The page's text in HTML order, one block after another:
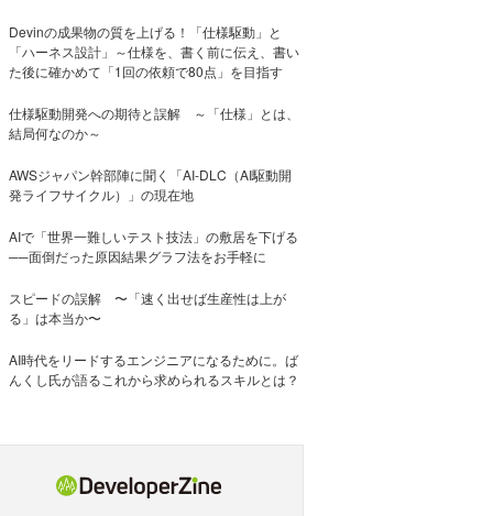
Devinの成果物の質を上げる！「仕様駆動」と
「ハーネス設計」～仕様を、書く前に伝え、書い
た後に確かめて「1回の依頼で80点」を目指す
仕様駆動開発への期待と誤解 ～「仕様」とは、
結局何なのか～
AWSジャパン幹部陣に聞く「AI-DLC（AI駆動開
発ライフサイクル）」の現在地
AIで「世界一難しいテスト技法」の敷居を下げる
──面倒だった原因結果グラフ法をお手軽に
スピードの誤解 〜「速く出せば生産性は上が
る」は本当か〜
AI時代をリードするエンジニアになるために。ば
んくし氏が語るこれから求められるスキルとは？